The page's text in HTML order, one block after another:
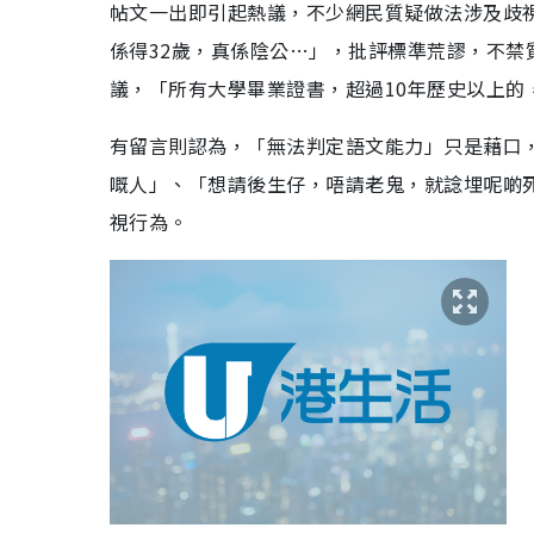
帖文一出即引起熱議，不少網民質疑做法涉及
係得32歲，真係陰公…」，批評標準荒謬，不禁
議，「所有大學畢業證書，超過10年歷史以上
有留言則認為，「無法判定語文能力」只是藉
嘅人」、「想請後生仔，唔請老鬼，就諗埋呢
視行為。